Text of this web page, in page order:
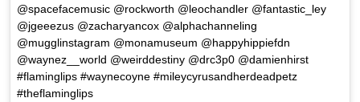
@spacefacemusic @rockworth @leochandler @fantastic_ley
@jgeeezus @zacharyancox @alphachanneling
@mugglinstagram @monamuseum @happyhippiefdn
@waynez__world @weirddestiny @drc3p0 @damienhirst
#flaminglips #waynecoyne #mileycyrusandherdeadpetz
#theflaminglips